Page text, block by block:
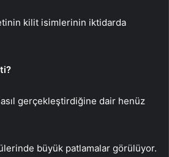
kilit isimlerinin iktidarda
gerçekleştirdiğine dair henüz
büyük patlamalar görülüyor.